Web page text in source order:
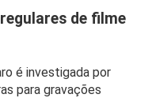
de filme
é investigada por
para gravações